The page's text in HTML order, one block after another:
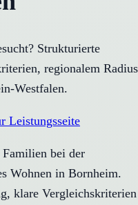
Strukturierte
regionalem Radius
Westfalen.
Leistungsseite
bei der
Wohnen in Bornheim.
klare Vergleichskriterien